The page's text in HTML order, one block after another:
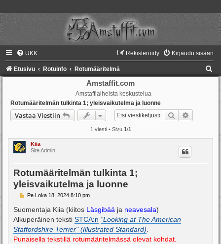
UKK Kirjaudu sisään
Rekisteröidy
Etusivu Rotuinfo Rotumääritelmä
Amstaffit.com
Amstaffiaiheista keskustelua
Rotumääritelmän tulkinta 1; yleisvaikutelma ja luonne
Vastaa Viestiin Etsi
1 viesti • Sivu 1/1
Kiia
Site Admin
Rotumääritelmän tulkinta 1;
yleisvaikutelma ja luonne
V
e
t
i
Pe Loka 18, 2024 8:10 pm
Suomentaja Kiia (kiitos Läsgibää ja neavesala)
Alkuperäinen teksti STCA:n "Looking at The American
Staffordshire Terrier" (Illustrated Standard)
Punaisella tekstillä rotumääritelmässä olevat kohdat.